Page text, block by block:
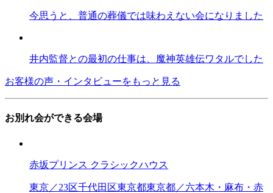
今思うと、普通の葬儀では味わえない会になりました
井内監督との最初の仕事は、魔神英雄伝ワタルでした
お客様の声・インタビューをもっと見る
お別れ会ができる会場
赤坂プリンス クラシックハウス
東京／23区千代田区東京都東京都／六本木・麻布・赤